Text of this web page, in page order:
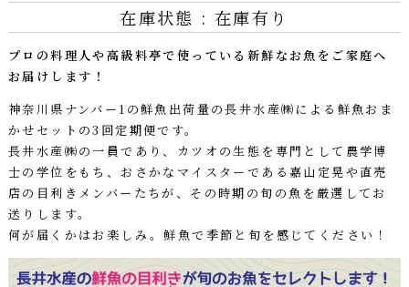
在庫状態 : 在庫有り
プロの料理人や高級料亭で使っている新鮮なお魚をご家庭へ
お届けします！
神奈川県ナンバー1の鮮魚出荷量の長井水産㈱による鮮魚おま
かせセットの3回定期便です。
長井水産㈱の一員であり、カツオの生態を専門として農学博
士の学位をもち、おさかなマイスターである嘉山定晃や直売
店の目利きメンバーたちが、その時期の旬の魚を厳選してお
送りします。
何が届くかはお楽しみ。鮮魚で季節と旬を感じてください！